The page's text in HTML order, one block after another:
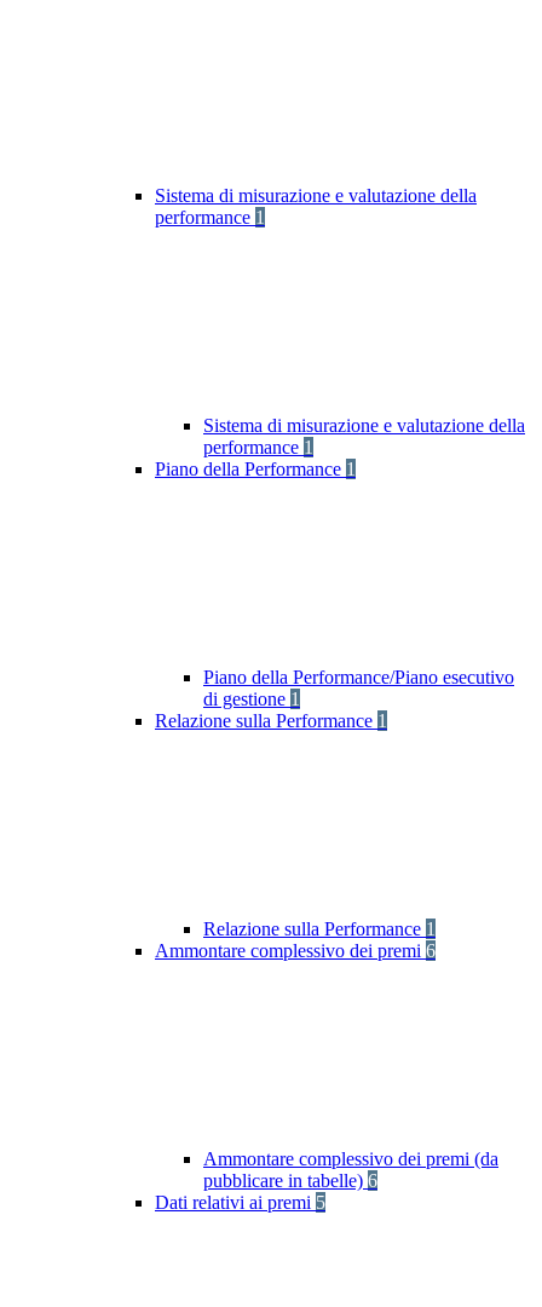
Sistema di misurazione e valutazione della
performance 1
Sistema di misurazione e valutazione della
performance 1
Piano della Performance 1
Piano della Performance/Piano esecutivo
di gestione 1
Relazione sulla Performance 1
Relazione sulla Performance 1
Ammontare complessivo dei premi 6
Ammontare complessivo dei premi (da
pubblicare in tabelle) 6
Dati relativi ai premi 5